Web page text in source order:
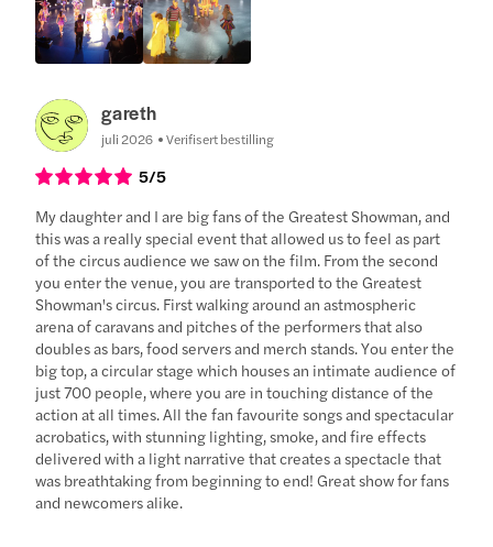
gareth
juli 2026 Verifisert bestilling
5/5
My daughter and I are big fans of the Greatest Showman, and
this was a really special event that allowed us to feel as part
of the circus audience we saw on the film. From the second
you enter the venue, you are transported to the Greatest
Showman's circus. First walking around an astmospheric
arena of caravans and pitches of the performers that also
doubles as bars, food servers and merch stands. You enter the
big top, a circular stage which houses an intimate audience of
just 700 people, where you are in touching distance of the
action at all times. All the fan favourite songs and spectacular
acrobatics, with stunning lighting, smoke, and fire effects
delivered with a light narrative that creates a spectacle that
was breathtaking from beginning to end! Great show for fans
and newcomers alike.